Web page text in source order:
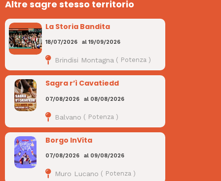
Altre sagre stesso territorio
La Storia Bandita
18/07/2026 al 19/09/2026
Brindisi Montagna ( Potenza)
Sagra r’ì Cavatiedd
07/08/2026 al 08/08/2026
Balvano ( Potenza )
Borgo InVita
07/08/2026 al 09/08/2026
Muro Lucano ( Potenza)